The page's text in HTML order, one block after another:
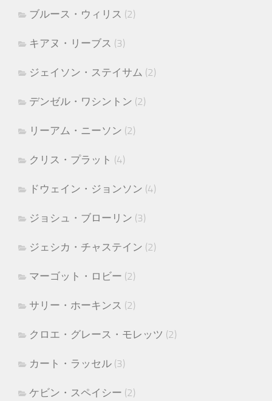
ブルース・ウィリス (2)
キアヌ・リーブス (3)
ジェイソン・ステイサム (2)
デンゼル・ワシントン (2)
リーアム・ニーソン (2)
クリス・プラット (4)
ドウェイン・ジョンソン (4)
ジョシュ・ブローリン (3)
ジェシカ・チャステイン (2)
マーゴット・ロビー (2)
サリー・ホーキンス (2)
クロエ・グレース・モレッツ (2)
カート・ラッセル (3)
ケビン・スペイシー (2)